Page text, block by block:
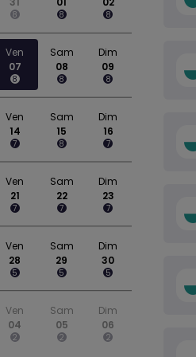
8 8 8
Ven
07
8
Sam
08
8
Dim
09
8
Ven
14
7
Sam
15
8
Dim
16
7
Ven
21
7
Sam
22
7
Dim
23
7
Ven
28
5
Sam
29
5
Dim
30
5
Ven
04
2
Sam
05
2
Dim
06
2